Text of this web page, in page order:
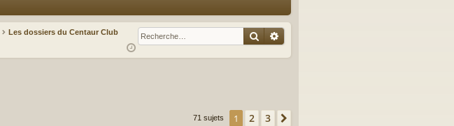
Q ne
xi
nr
eg
Les dossiers du Centaur Club Rechercher
Recherche avancée
71 sujets 1 2 3